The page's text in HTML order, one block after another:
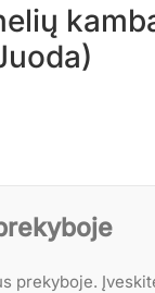
prekyboje.